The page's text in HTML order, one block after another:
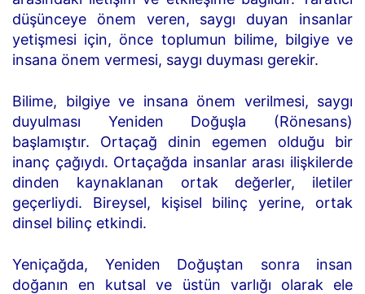
düşünceye önem veren, saygı duyan insanlar
yetişmesi için, önce toplumun bilime, bilgiye ve
insana önem vermesi, saygı duyması gerekir.
Bilime, bilgiye ve insana önem verilmesi, saygı
duyulması Yeniden Doğuşla (Rönesans)
başlamıştır. Ortaçağ dinin egemen olduğu bir
inanç çağıydı. Ortaçağda insanlar arası ilişkilerde
dinden kaynaklanan ortak değerler, iletiler
geçerliydi. Bireysel, kişisel bilinç yerine, ortak
dinsel bilinç etkindi.
Yeniçağda, Yeniden Doğuştan sonra insan
doğanın en kutsal ve üstün varlığı olarak ele